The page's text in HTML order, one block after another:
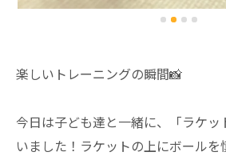
楽しいトレーニングの瞬間📸
今日は子ども達と一緒に、「ラケ
いました！ラケットの上にボールを